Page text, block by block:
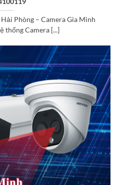
Phòng – Camera Gia Minh
thống Camera [...]